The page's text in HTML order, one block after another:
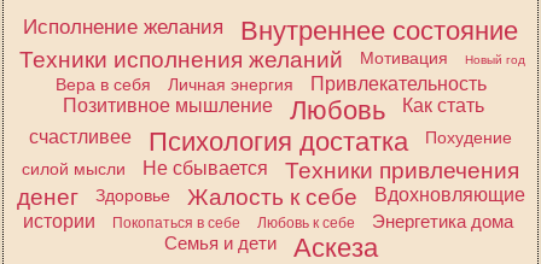
Исполнение желания
Внутреннее состояние
Техники исполнения желаний Мотивация Новый год
Вера в себя Личная энергия
Привлекательность
Позитивное мышление
Любовь
Как стать
счастливее
Психология достатка
Похудение
силой мысли
Не сбывается
Техники привлечения
денег
Здоровье Жалость к себе
Вдохновляющие
истории
Покопаться в себе Любовь к себе
Энергетика дома
Семья и дети
Аскеза